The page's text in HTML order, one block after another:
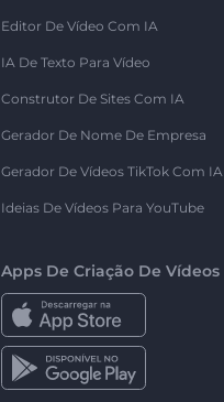
Editor De Vídeo Com IA
IA De Texto Para Vídeo
Construtor De Sites Com IA
Gerador De Nome De Empresa
Gerador De Vídeos TikTok Com IA
Ideias De Vídeos Para YouTube
Apps De Criação De Vídeos